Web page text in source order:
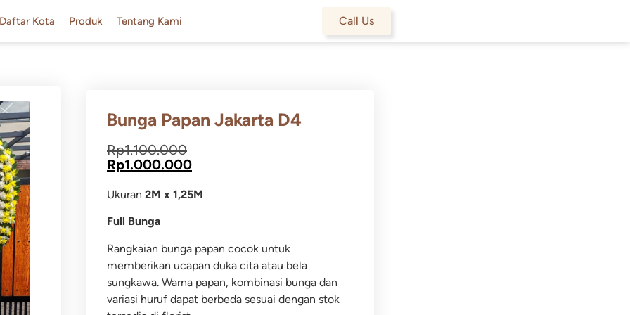
Daftar Kota Produk Tentang Kami Call Us
Bunga Papan Jakarta D4
Rp1.100.000
Rp1.000.000
Ukuran 2M x 1,25M
Full Bunga
Rangkaian bunga papan cocok untuk
memberikan ucapan duka cita atau bela
sungkawa. Warna papan, kombinasi bunga dan
variasi huruf dapat berbeda sesuai dengan stok